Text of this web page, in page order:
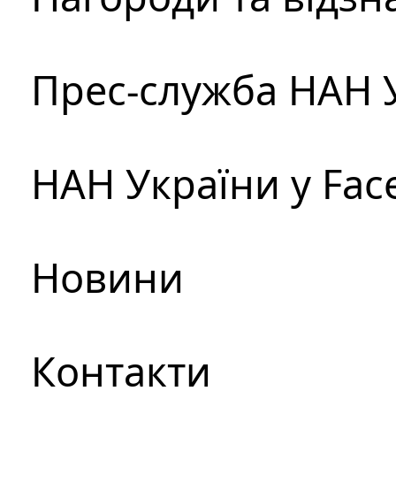
Прес-служба НАН
НАН України у
Новини
Контакти